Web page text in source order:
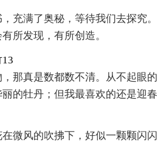
充满了奥秘，等待我们去探究。
所发现，有所创造。
那真是数都数不清。从不起眼的
的牡丹；但我最喜欢的还是迎春
微风的吹拂下，好似一颗颗闪闪